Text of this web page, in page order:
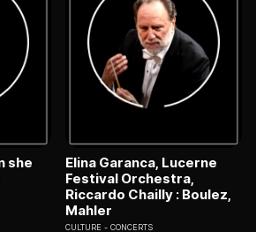
she
Elina Garanca, Lucerne
Festival Orchestra,
Riccardo Chailly : Boulez,
Mahler
CULTURE CONCERTS